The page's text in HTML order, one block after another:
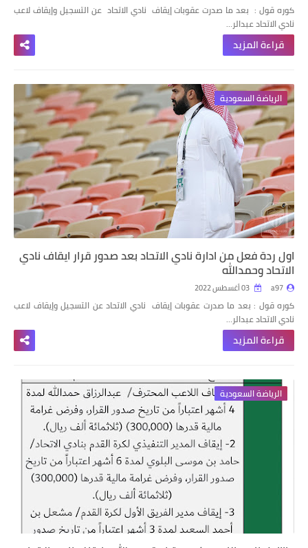
كوره قول : بعد ما صدرت عقوبات إيقاف نادي الاتحاد عن التسجيل وإيقاف لاعب
نادي الاتحاد عبدالر…
قراءة المزيد
الرياضة السعودية
اول ردة فعل من ادارة نادي الاتحاد بعد صدور قرار ايقاف نادي
الاتحاد وحمدالله
a97
كوره قول : بعد ما صدرت عقوبات إيقاف نادي الاتحاد عن التسجيل وإيقاف لاعب
نادي الاتحاد عبدالر…
قراءة المزيد
الرياضة السعودية